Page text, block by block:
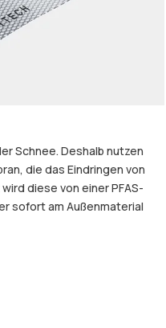
Schnee. Deshalb nutzen
die das Eindringen von
diese von einer PFAS-
sofort am Außenmaterial